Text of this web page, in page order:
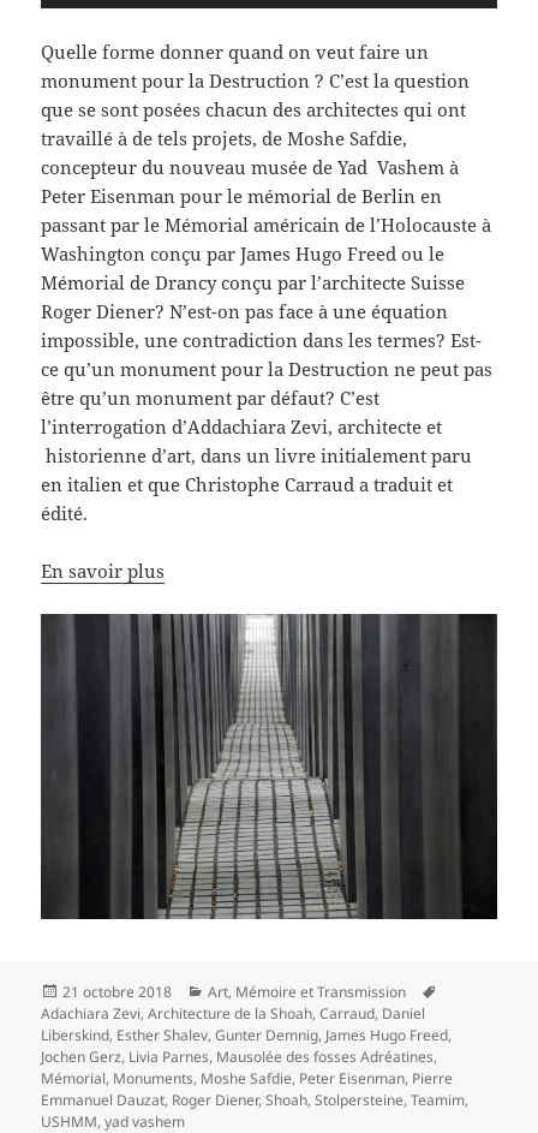
Quelle forme donner quand on veut faire un
monument pour la Destruction ? C’est la question
que se sont posées chacun des architectes qui ont
travaillé à de tels projets, de Moshe Safdie,
concepteur du nouveau musée de Yad Vashem à
Peter Eisenman pour le mémorial de Berlin en
passant par le Mémorial américain de l’Holocauste à
Washington conçu par James Hugo Freed ou le
Mémorial de Drancy conçu par l’architecte Suisse
Roger Diener? N’est-on pas face à une équation
impossible, une contradiction dans les termes? Est-
ce qu’un monument pour la Destruction ne peut pas
être qu’un monument par défaut? C’est
l’interrogation d’Addachiara Zevi, architecte et
historienne d’art, dans un livre initialement paru
en italien et que Christophe Carraud a traduit et
édité.
En savoir plus
Publié
le
21 octobre 2018 Catégories
Art, Mémoire et Transmission
Adachiara Zevi,Architecture de la Shoah,Carraud, Daniel
Liberskind, Esther Shalev,Gunter Demnig, James Hugo Freed,
Jochen Gerz, Livia Parnes, Mausolée des fosses Adréatines,
Mémorial, Monuments, Moshe Safdie, Peter Eisenman, Pierre
Emmanuel Dauzat, Roger Diener,Shoah,Stolpersteine,Teamim,
USHMM,yad vashem